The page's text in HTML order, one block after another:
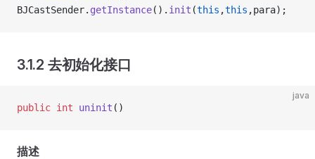
BJCastSender. getInstance(). init (this ,this ,para);
3.1.2 去初始化接口
java
public int uninit ()
描述